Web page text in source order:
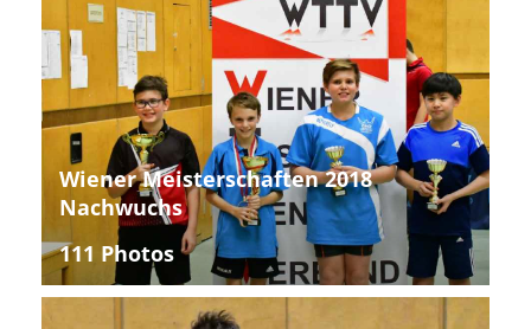
Wiener Meisterschaften 2018
Nachwuchs
111 Photos